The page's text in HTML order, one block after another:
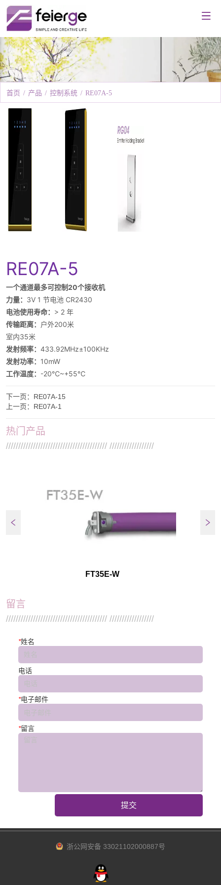
首页 / 产品 / 控制系统 / RE07A-5
下一页： RE07A-15
上一页： RE07A-1
热门产品
///////////////////////////////////////// //////////////////
FT35E-W
留言
///////////////////////////////////////// //////////////////
*姓名
电话
*电子邮件
*留言
提交
浙公网安备 33021102000887号